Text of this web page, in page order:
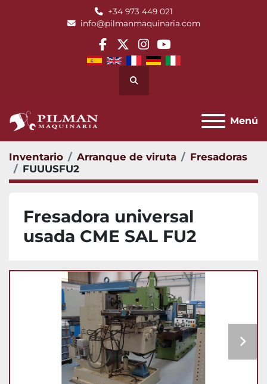
+34 973 449 021
info@pilmanmaquinaria.com
facebook
twitterinstagram
youtube
Buscar
Menú
Inventario Arranque de viruta
Fresadoras
FUUUSFU2
Fresadora universal
usada CME SAL FU2